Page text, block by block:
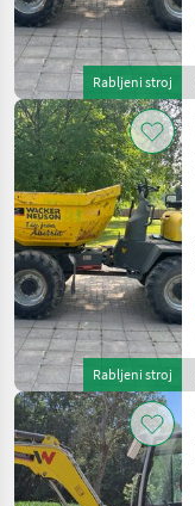
Rabljeni stroj
Rabljeni stroj